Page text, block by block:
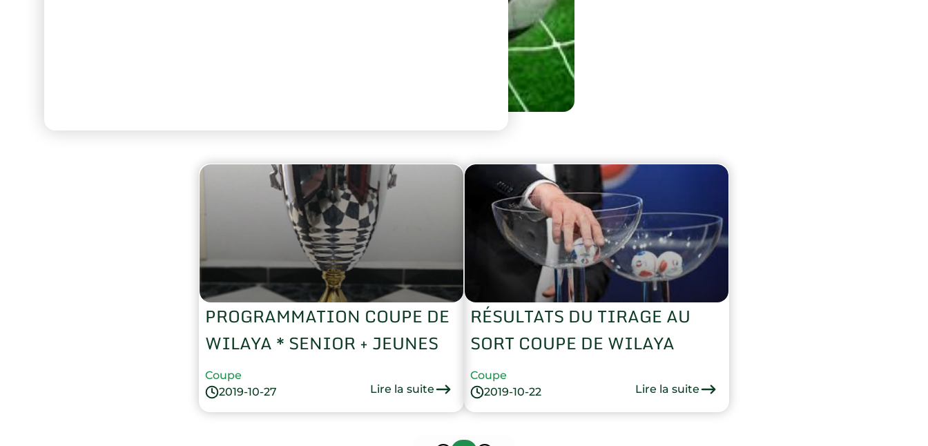
PROGRAMMATION COUPE DE
WILAYA * SENIOR + JEUNES
2019-10-27
Coupe
Lire la suite
RÉSULTATS DU TIRAGE AU
SORT COUPE DE WILAYA
2019-10-22
Coupe
Lire la suite